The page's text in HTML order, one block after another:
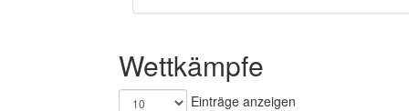
Wettkämpfe
Einträge anzeigen